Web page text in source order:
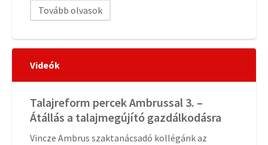
Tovább olvasok
Videók
Talajreform percek Ambrussal 3. –
Átállás a talajmegújító gazdálkodásra
Vincze Ambrus szaktanácsadó kollégánk az